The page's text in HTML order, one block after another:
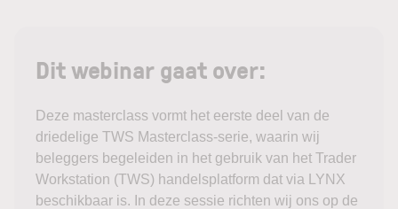
Dit webinar gaat over:
Deze masterclass vormt het eerste deel van de
driedelige TWS Masterclass-serie, waarin wij
beleggers begeleiden in het gebruik van het Trader
Workstation (TWS) handelsplatform dat via LYNX
beschikbaar is. In deze sessie richten wij ons op de